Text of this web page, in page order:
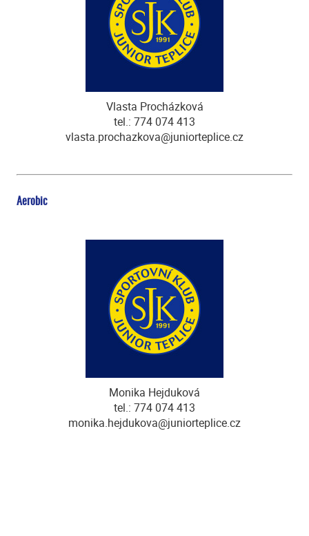
Vlasta Procházková
tel.: 774 074 413
vlasta.prochazkova@juniorteplice.cz
Aerobic
Monika Hejduková
tel.: 774 074 413
monika.hejdukova@juniorteplice.cz